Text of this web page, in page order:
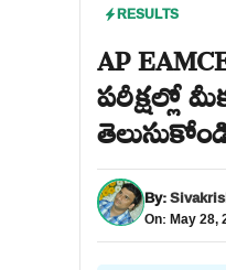
RESULTS
AP
పరీక్షల్లో
By:
On: May 28,